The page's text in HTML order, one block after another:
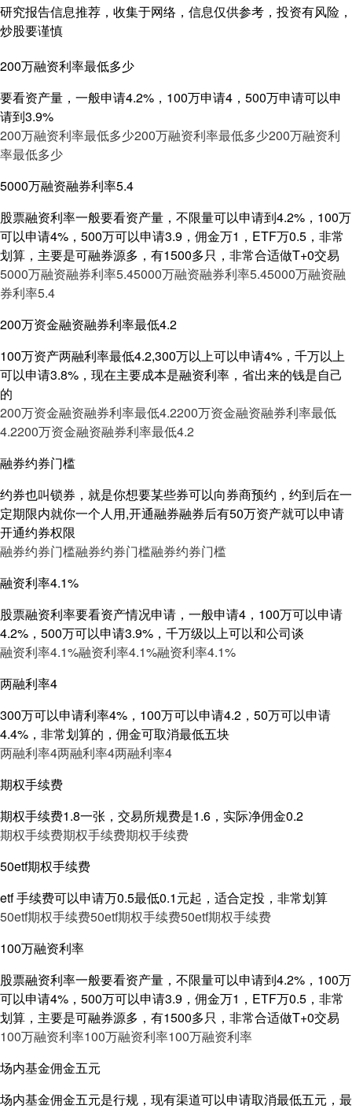
研究报告信息推荐，收集于网络，信息仅供参考，投资有风险，
炒股要谨慎
200万融资利率最低多少
要看资产量，一般申请4.2%，100万申请4，500万申请可以申
请到3.9%
200万融资利率最低多少200万融资利率最低多少200万融资利
率最低多少
5000万融资融券利率5.4
股票融资利率一般要看资产量，不限量可以申请到4.2%，100万
可以申请4%，500万可以申请3.9，佣金万1，ETF万0.5，非常
划算，主要是可融券源多，有1500多只，非常合适做T+0交易
5000万融资融券利率5.45000万融资融券利率5.45000万融资融
券利率5.4
200万资金融资融券利率最低4.2
100万资产两融利率最低4.2,300万以上可以申请4%，千万以上
可以申请3.8%，现在主要成本是融资利率，省出来的钱是自己
的
200万资金融资融券利率最低4.2200万资金融资融券利率最低
4.2200万资金融资融券利率最低4.2
融券约券门槛
约券也叫锁券，就是你想要某些券可以向券商预约，约到后在一
定期限内就你一个人用,开通融券融券后有50万资产就可以申请
开通约券权限
融券约券门槛融券约券门槛融券约券门槛
融资利率4.1%
股票融资利率要看资产情况申请，一般申请4，100万可以申请
4.2%，500万可以申请3.9%，千万级以上可以和公司谈
融资利率4.1%融资利率4.1%融资利率4.1%
两融利率4
300万可以申请利率4%，100万可以申请4.2，50万可以申请
4.4%，非常划算的，佣金可取消最低五块
两融利率4两融利率4两融利率4
期权手续费
期权手续费1.8一张，交易所规费是1.6，实际净佣金0.2
期权手续费期权手续费期权手续费
50etf期权手续费
etf 手续费可以申请万0.5最低0.1元起，适合定投，非常划算
50etf期权手续费50etf期权手续费50etf期权手续费
100万融资利率
股票融资利率一般要看资产量，不限量可以申请到4.2%，100万
可以申请4%，500万可以申请3.9，佣金万1，ETF万0.5，非常
划算，主要是可融券源多，有1500多只，非常合适做T+0交易
100万融资利率100万融资利率100万融资利率
场内基金佣金五元
场内基金佣金五元是行规，现有渠道可以申请取消最低五元，最